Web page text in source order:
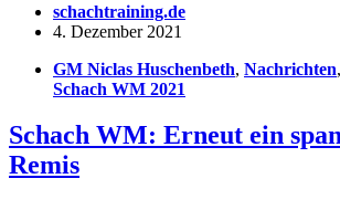
schachtraining.de
4. Dezember 2021
GM Niclas Huschenbeth, Nachrichten,
Schach WM 2021
Schach WM: Erneut ein
Remis